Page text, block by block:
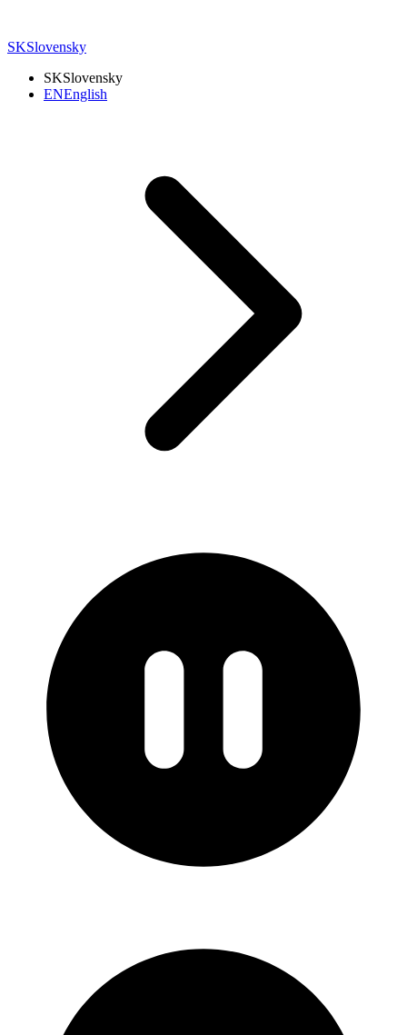
SKSlovensky
SKSlovensky
ENEnglish